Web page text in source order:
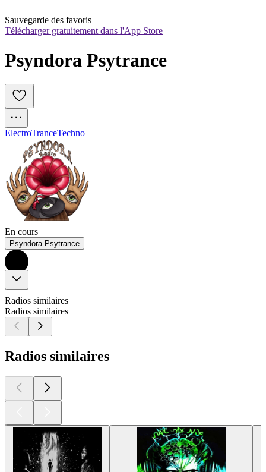
Sauvegarde des favoris
Télécharger gratuitement dans l'App Store
Psyndora Psytrance
ElectroTranceTechno
En cours
Psyndora Psytrance
Radios similaires
Radios similaires
Radios similaires